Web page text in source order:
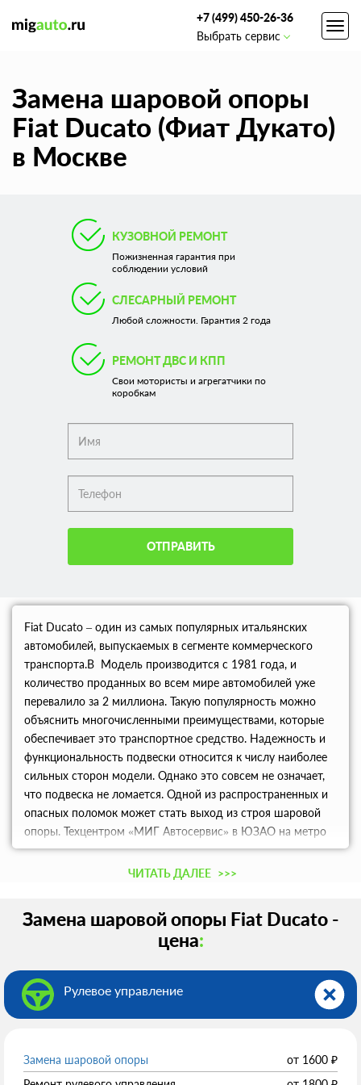
+7 (499) 450-26-36
Выбрать сервис
Замена шаровой опоры
Fiat Ducato (Фиат Дукато)
в Москве
КУЗОВНОЙ РЕМОНТ
Пожизненная гарантия при
соблюдении условий
СЛЕСАРНЫЙ РЕМОНТ
Любой сложности. Гарантия 2 года
РЕМОНТ ДВС И КПП
Свои мотористы и агрегатчики по
коробкам
ОТПРАВИТЬ
Fiat Ducato – один из самых популярных итальянских
автомобилей, выпускаемых в сегменте коммерческого
транспорта.В Модель производится с 1981 года, и
количество проданных во всем мире автомобилей уже
перевалило за 2 миллиона. Такую популярность можно
объяснить многочисленными преимуществами, которые
обеспечивает это транспортное средство. Надежность и
функциональность подвески относится к числу наиболее
сильных сторон модели. Однако это совсем не означает,
что подвеска не ломается. Одной из распространенных и
опасных поломок может стать выход из строя шаровой
опоры. Техцентром «МИГ Автосервис» в ЮЗАО на метро
Калужская (район Черёмушки) и в САО на улице
Лобненская в Москве выполняется недорого замена
техцентра уже далеко не первый год ремонтируют и
обслуживают Ducato. Поэтому мы всегда успешно
всего, их отличные отзывы. У нас работает собственный
отдел запчастей, где Вам предлагается купить детали по
самому доступному ценнику, за счет чего замена шаровой
максимально выгодную для автовладельца стоимость.
Шаровая опора – это деталь передней подвески, которая
ЧИТАТЬ ДАЛЕЕ >>>
Замена шаровой опоры Fiat Ducato -
цена:
Рулевое управление
Замена шаровой опоры от 1600 ₽